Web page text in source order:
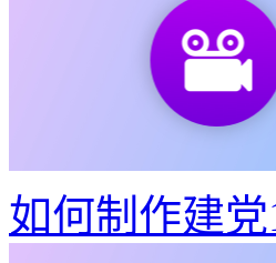
如何制作建